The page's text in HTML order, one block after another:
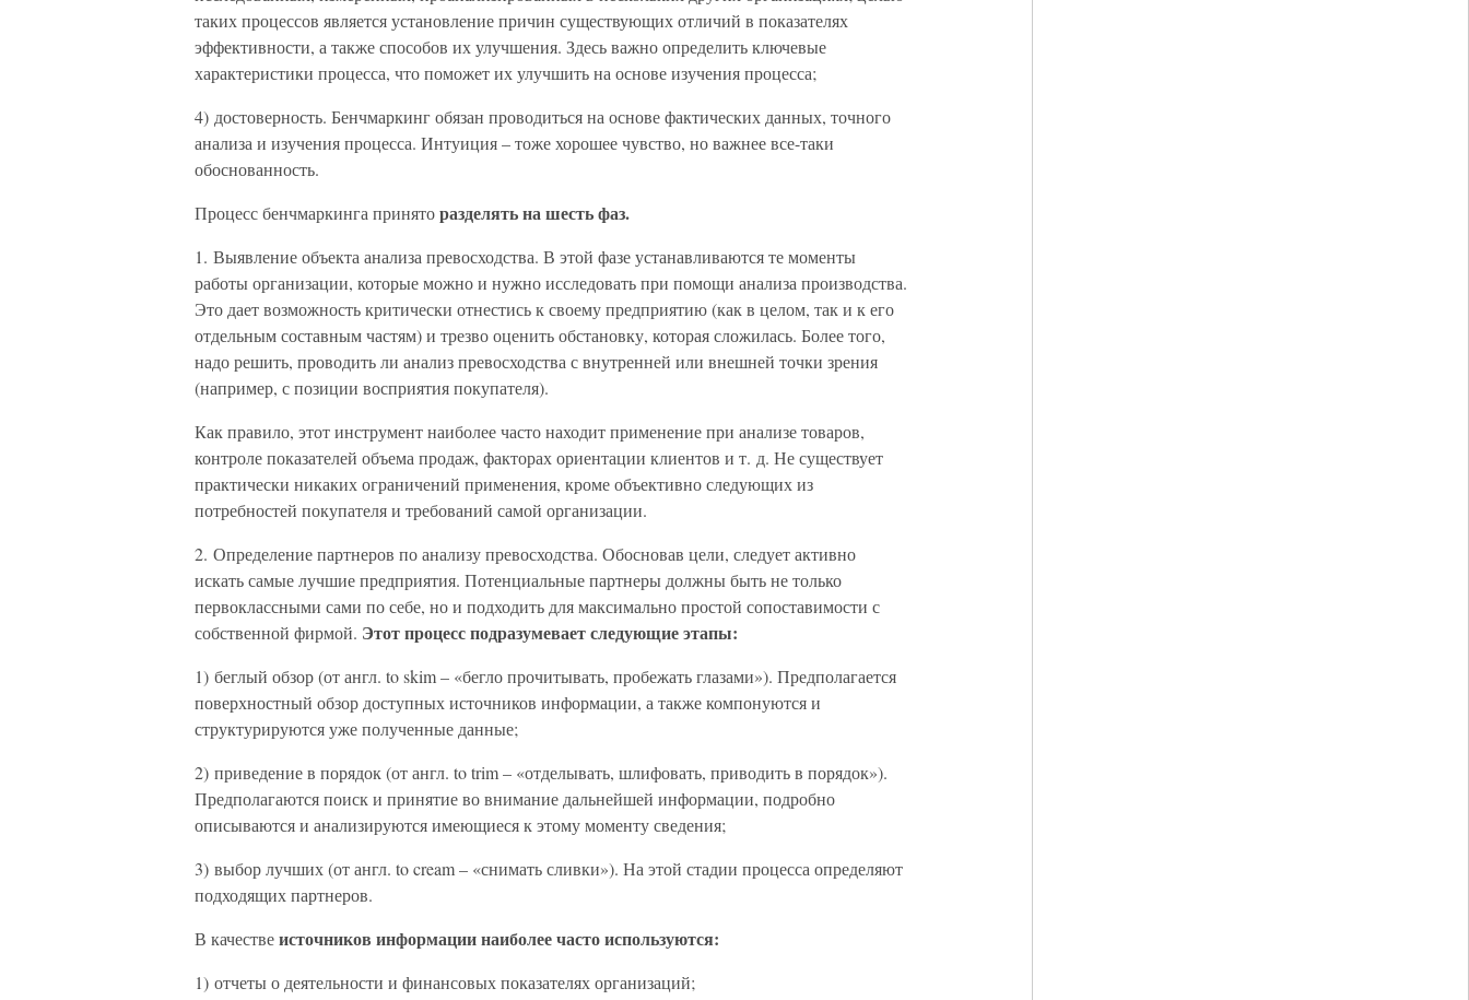
таких процессов является установление причин существующих отличий в показателях
эффективности, а также способов их улучшения. Здесь важно определить ключевые
характеристики процесса, что поможет их улучшить на основе изучения процесса;
4) достоверность. Бенчмаркинг обязан проводиться на основе фактических данных, точного
анализа и изучения процесса. Интуиция – тоже хорошее чувство, но важнее все-таки
обоснованность.
Процесс бенчмаркинга приняторазделять на шесть фаз.
1. Выявление объекта анализа превосходства. В этой фазе устанавливаются те моменты
работы организации, которые можно и нужно исследовать при помощи анализа производства.
Это дает возможность критически отнестись к своему предприятию (как в целом, так и к его
отдельным составным частям) и трезво оценить обстановку, которая сложилась. Более того,
надо решить, проводить ли анализ превосходства с внутренней или внешней точки зрения
(например, с позиции восприятия покупателя).
Как правило, этот инструмент наиболее часто находит применение при анализе товаров,
контроле показателей объема продаж, факторах ориентации клиентов и т. д. Не существует
практически никаких ограничений применения, кроме объективно следующих из
потребностей покупателя и требований самой организации.
2. Определение партнеров по анализу превосходства. Обосновав цели, следует активно
искать самые лучшие предприятия. Потенциальные партнеры должны быть не только
первоклассными сами по себе, но и подходить для максимально простой сопоставимости с
собственной фирмой. Этот процесс подразумевает следующие этапы:
1) беглый обзор (от англ. to skim – «бегло прочитывать, пробежать глазами»). Предполагается
поверхностный обзор доступных источников информации, а также компонуются и
структурируются уже полученные данные;
2) приведение в порядок (от англ. to trim – «отделывать, шлифовать, приводить в порядок»).
Предполагаются поиск и принятие во внимание дальнейшей информации, подробно
описываются и анализируются имеющиеся к этому моменту сведения;
3) выбор лучших (от англ. to cream – «снимать сливки»). На этой стадии процесса определяют
подходящих партнеров.
В качествеисточников информации наиболее часто используются:
1) отчеты о деятельности и финансовых показателях организаций;